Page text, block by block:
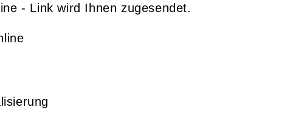
- Link wird Ihnen zugesendet.